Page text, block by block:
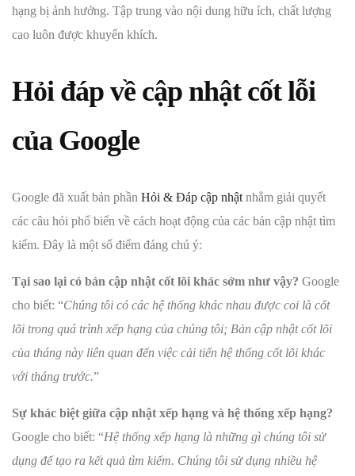
hạng bị ảnh hưởng. Tập trung vào nội dung hữu ích, chất lượng
cao luôn được khuyến khích.
Hỏi đáp về cập nhật cốt lỗi
của Google
Google đã xuất bản phần Hỏi & Đáp cập nhật nhằm giải quyết
các câu hỏi phổ biến về cách hoạt động của các bản cập nhật tìm
kiếm. Đây là một số điểm đáng chú ý:
Tại sao lại có bản cập nhật cốt lõi khác sớm như vậy? Google
cho biết: “Chúng tôi có các hệ thống khác nhau được coi là cốt
lõi trong quá trình xếp hạng của chúng tôi; Bản cập nhật cốt lõi
của tháng này liên quan đến việc cải tiến hệ thống cốt lõi khác
với tháng trước.”
Sự khác biệt giữa cập nhật xếp hạng và hệ thống xếp hạng?
Google cho biết: “Hệ thống xếp hạng là những gì chúng tôi sử
dụng để tạo ra kết quả tìm kiếm. Chúng tôi sử dụng nhiều hệ